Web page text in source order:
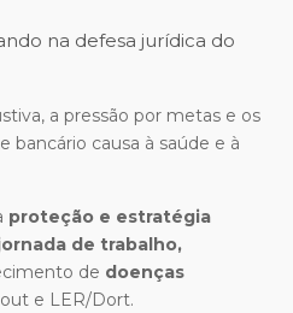
na defesa jurídica do
a pressão por metas e os
bancário causa à saúde e à
proteção e estratégia
de trabalho,
de doenças
e LER/Dort.